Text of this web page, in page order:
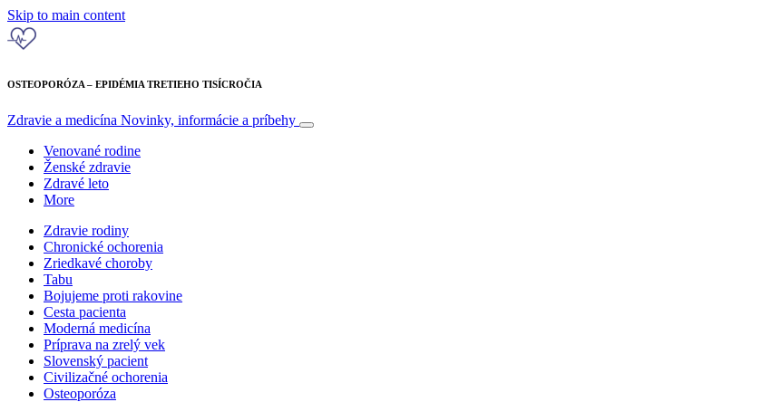
Skip to main content
OSTEOPORÓZA – EPIDÉMIA TRETIEHO TISÍCROČIA
Zdravie a medicína Novinky, informácie a príbehy
Venované rodine
Ženské zdravie
Zdravé leto
More
Zdravie rodiny
Chronické ochorenia
Zriedkavé choroby
Tabu
Bojujeme proti rakovine
Cesta pacienta
Moderná medicína
Príprava na zrelý vek
Slovenský pacient
Civilizačné ochorenia
Osteoporóza